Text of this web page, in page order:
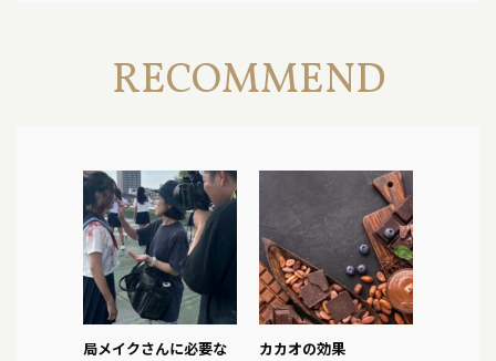
RECOMMEND
局メイクさんに必要な
カカオの効果